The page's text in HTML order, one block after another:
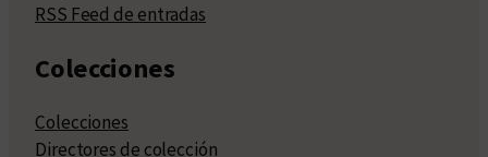
RSS Feed de entradas
Colecciones
Colecciones
Directores de colección